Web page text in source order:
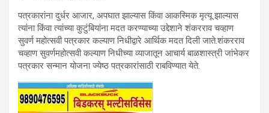
पत्रकारांना दुर्धर आजार, अपघात झाल्यास किंवा आकस्मिक मृत्यू झाल्यास
त्यांना किंवा त्यांच्या कुटुंबियांना मदत करण्याच्या उद्देशाने शंकरराव चव्हाण
सुवर्ण महोत्सवी पत्रकार कल्याण निधीद्वारे आर्थिक मदत दिली जाते.शंकरराव
चव्हाण सुवर्णमहोत्‍सवी कल्याण निधीच्या व्याजातून आचार्य बाळशास्‍त्री जांभेकर
पत्रकार सन्मान योजना ज्‍येष्‍ठ पत्रकारांसाठी राबविण्यात येते.